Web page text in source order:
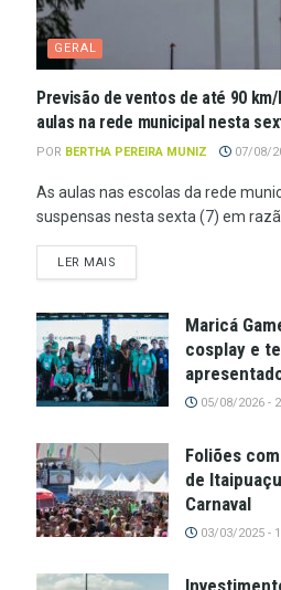
GERAL
Previsão de ventos de até 90
aulas na rede municipal nesta
POR BERTHA PEREIRA MUNIZ 07/08/
As aulas nas escolas da rede
suspensas nesta sexta (7) em
LER MAIS
Maricá
cosplay e
05/08/2026 -
Foliões
de
Carnaval
03/03/2025 -